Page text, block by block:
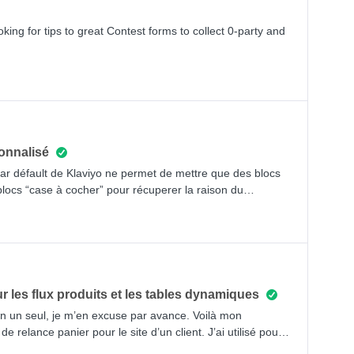
for tips to great Contest forms to collect 0-party and
défault de Klaviyo ne permet de mettre que des blocs
“case à cocher” pour récuperer la raison du
bloc texte type: “si vous voulez vous désinscrire, cliquez
différents.Comment supprimer le footer de
les flux produits et les tables dynamiques
seul, je m’en excuse par avance. Voilà mon
relance panier pour le site d’un client. J’ai utilisé pour